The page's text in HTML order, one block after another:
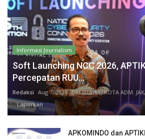
Informasi Journalism
Soft Launching NCC 2026,
Percepatan RUU...
Redaksi Aug 7, 2026 DKI Jakarta KOTA ADM.
Laporkan
APKOMINDO dan